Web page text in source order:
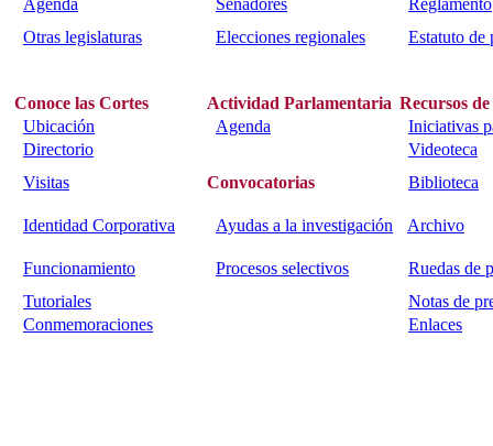
Agenda
Senadores
Reglamento
Otras legislaturas
Elecciones regionales Estatuto de
Conoce las Cortes Actividad Parlamentaria Recursos
Ubicación
Agenda
Iniciativas
Directorio
Videoteca
Visitas
Convocatorias Biblioteca
Identidad Corporativa Ayudas a la investigación Archivo
Funcionamiento Procesos selectivos
Ruedas de
Tutoriales
Notas de
Conmemoraciones
Enlaces